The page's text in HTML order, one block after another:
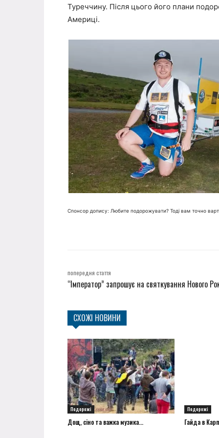
Туреччину. Після цього його плани
Америці.
Спонсор допису: Любите подорожувати? Тоді вам точно
попередня стаття
“Імператор” запрошує на святкування Нового
СХОЖІ НОВИНИ
Подорожі
Дощ, сіно та важка музика...
Подорожі
Гайда в